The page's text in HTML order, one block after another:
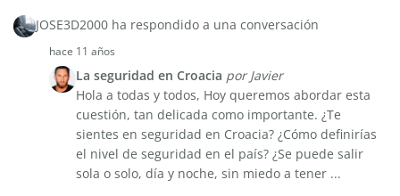
JOSE3D2000 ha respondido a una conversación
hace 11 años
La seguridad en Croacia por Javier
Hola a todas y todos, Hoy queremos abordar esta
cuestión, tan delicada como importante. ¿Te
sientes en seguridad en Croacia? ¿Cómo definirías
el nivel de seguridad en el país? ¿Se puede salir
sola o solo, día y noche, sin miedo a tener ...